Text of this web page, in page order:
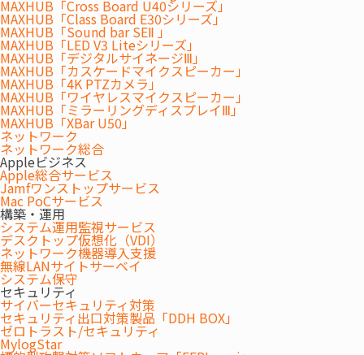
MAXHUB「Cross Board U40シリーズ」
MAXHUB「Class Board E30シリーズ」
MAXHUB「Sound bar SEⅡ 」
MAXHUB「LED V3 Liteシリーズ」
MAXHUB「デジタルサイネージⅢ」
MAXHUB「カスケードマイクスピーカー」
MAXHUB「4K PTZカメラ」
MAXHUB「ワイヤレスマイクスピーカー」
MAXHUB「ミラーリングディスプレイⅢ」
MAXHUB「XBar U50」
ネットワーク
ネットワーク総合
Appleビジネス
Apple総合サービス
Jamfワンストップサービス
Mac PoCサービス
構築・運用
システム運用監視サービス
デスクトップ仮想化（VDI）
ネットワーク機器導入支援
無線LANサイトサーベイ
システム保守
セキュリティ
サイバーセキュリティ対策
セキュリティ出口対策製品「DDH BOX」
ゼロトラスト/セキュリティ
MylogStar
FEATURES
訪問サービス事業所様向けシステム
絆Core 居宅支援システムは、訪問サービス事業所様の課
題解決と生産性向上をICTでご支援します。利用者の予